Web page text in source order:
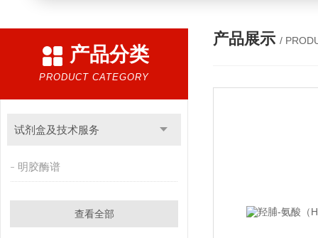
产品分类
PRODUCT CATEGORY
试剂盒及技术服务
明胶酶谱
查看全部
产品展示 /